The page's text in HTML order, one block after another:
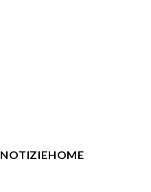
NOTIZIEHOME